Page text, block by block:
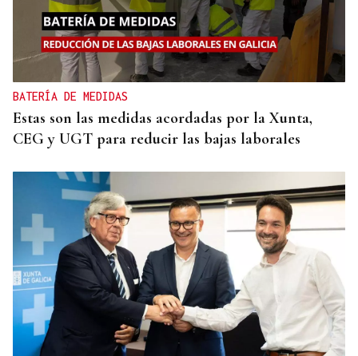
BATERÍA DE MEDIDAS
Estas son las medidas acordadas por la Xunta,
CEG y UGT para reducir las bajas laborales